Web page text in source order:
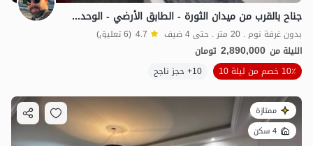
جناح بالقرب من ميدان الثورة - الطابق الأرضي - الوحدة 1 أو 2
بدون غرفة نوم . 20 متر . حتى 4 ضيف 4.7 (6 تعليق)
الليلة من 2,890,000 تومان
10٪ خصم من ليلة 10
10+ حجز ناجح
ممتازة
4 سكن